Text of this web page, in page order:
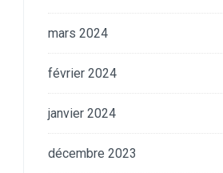
mars 2024
février 2024
janvier 2024
décembre 2023